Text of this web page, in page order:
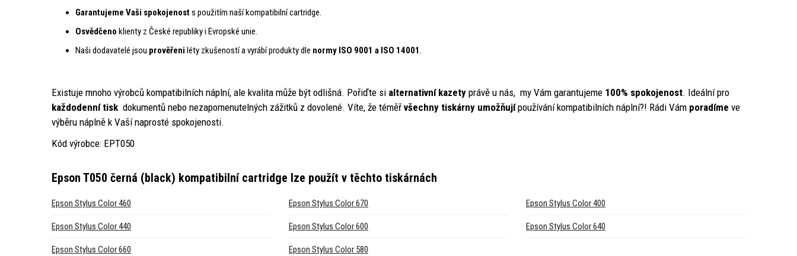
Garantujeme Vaši spokojenosts použitím naší kompatibilní cartridge.
Osvědčeno klienty z České republiky i Evropské unie.
Naši dodavatelé jsou prověřeni léty zkušeností a vyrábí produkty dle normy ISO 9001 a ISO 14001.
Existuje mnoho výrobců kompatibilních náplní, ale kvalita může být odlišná. Pořiďte si alternativní kazety právě u nás, my Vám garantujeme 100% spokojenost. Ideální pro
každodenní tisk dokumentů nebo nezapomenutelných zážitků z dovolené. Víte, že téměř všechny tiskárny umožňujípoužívání kompatibilních náplní?! Rádi Vám poradíme ve
výběru náplně k Vaší naprosté spokojenosti.
Kód výrobce: EPT050
Epson T050 černá (black) kompatibilní cartridge lze použít v těchto tiskárnách
Epson Stylus Color 460 Epson Stylus Color 670 Epson Stylus Color 400
Epson Stylus Color 440 Epson Stylus Color 600 Epson Stylus Color 640
Epson Stylus Color 660 Epson Stylus Color 580